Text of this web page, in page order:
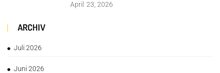
April 23, 2026
ARCHIV
Juli 2026
Juni 2026